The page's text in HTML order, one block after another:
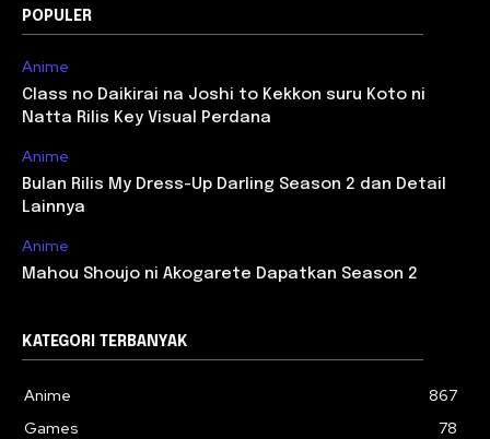
POPULER
Anime
Class no Daikirai na Joshi to Kekkon suru Koto ni
Natta Rilis Key Visual Perdana
Anime
Bulan Rilis My Dress-Up Darling Season 2 dan Detail
Lainnya
Anime
Mahou Shoujo ni Akogarete Dapatkan Season 2
KATEGORI TERBANYAK
Anime
867
Games
78